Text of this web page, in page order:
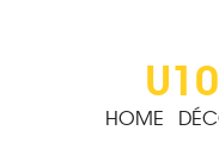
HOME